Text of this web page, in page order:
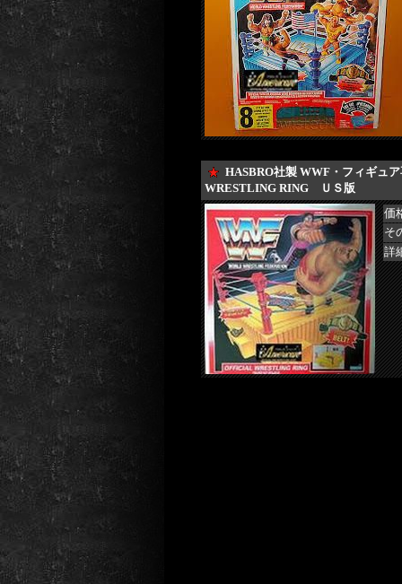
HASBRO社製 WWF・フィギュ
WRESTLING RING ＵＳ版
価
そ
詳